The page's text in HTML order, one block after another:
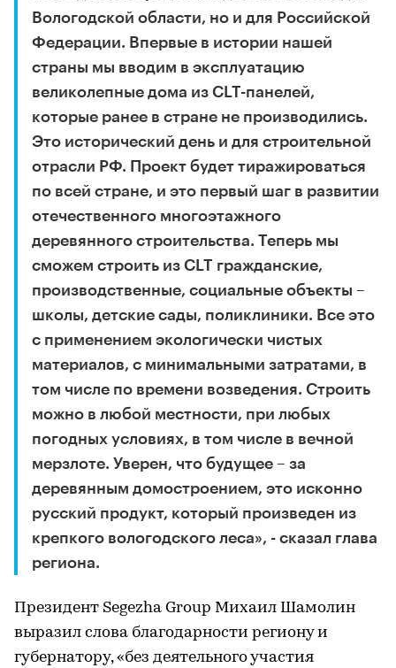
Вологодской области, но и для Российской
Федерации. Впервые в истории нашей
страны мы вводим в эксплуатацию
великолепные дома из СLT-панелей,
которые ранее в стране не производились.
Это исторический день и для строительной
отрасли РФ. Проект будет тиражироваться
по всей стране, и это первый шаг в развитии
отечественного многоэтажного
деревянного строительства. Теперь мы
сможем строить из CLT гражданские,
производственные, социальные объекты –
школы, детские сады, поликлиники. Все это
с применением экологически чистых
материалов, с минимальными затратами, в
том числе по времени возведения. Строить
можно в любой местности, при любых
погодных условиях, в том числе в вечной
мерзлоте. Уверен, что будущее – за
деревянным домостроением, это исконно
русский продукт, который произведен из
крепкого вологодского леса», - сказал глава
региона.
Президент Segezha Group Михаил Шамолин
выразил слова благодарности региону и
губернатору, «без деятельного участия